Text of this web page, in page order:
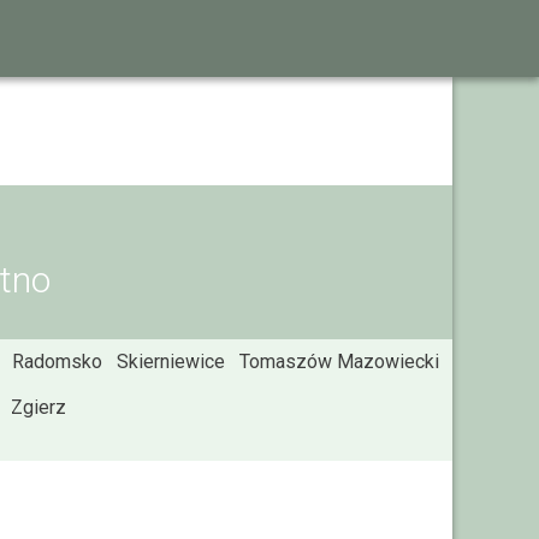
Radomsko Skierniewice
Tomaszów Mazowiecki
Zgierz